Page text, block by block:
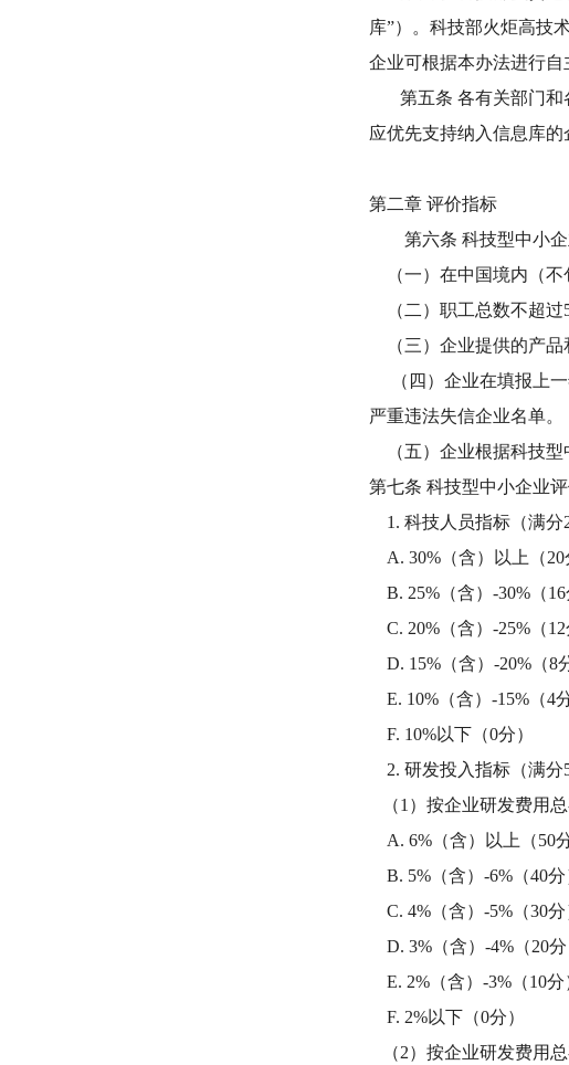
库”）。科技部火炬高技
企业可根据本办法进行自
第五条 各有关部门和
应优先支持纳入信息库的
第二章 评价指标
第六条 科技型中小
（一）在中国境内（不
（二）职工总数不超过
（三）企业提供的产品
（四）企业在填报上一
严重违法失信企业名单。
（五）企业根据科技型
第七条 科技型中小企业
1. 科技人员指标（满分
A. 30%（含）以上（20
B. 25%（含）-30%（16
C. 20%（含）-25%（12
D. 15%（含）-20%（8
E. 10%（含）-15%（4分
F. 10%以下（0分）
2. 研发投入指标（满分
（1）按企业研发费用
A. 6%（含）以上（50分
B. 5%（含）-6%（40分
C. 4%（含）-5%（30分
D. 3%（含）-4%（20分
E. 2%（含）-3%（10分
F. 2%以下（0分）
（2）按企业研发费用